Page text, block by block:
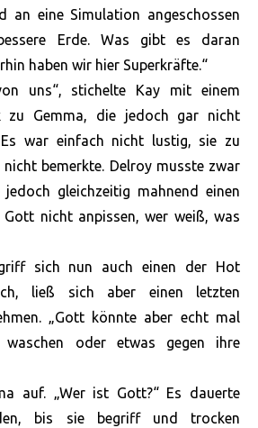
an eine Simulation angeschossen
Erde. Was gibt es daran
haben wir hier Superkräfte.“
uns“, stichelte Kay mit einem
zu Gemma, die jedoch gar nicht
Es war einfach nicht lustig, sie zu
nicht bemerkte. Delroy musste zwar
gleichzeitig mahnend einen
Gott nicht anpissen, wer weiß, was
sich nun auch einen der Hot
ließ sich aber einen letzten
„Gott könnte aber echt mal
oder etwas gegen ihre
auf. „Wer ist Gott?“ Es dauerte
bis sie begriff und trocken